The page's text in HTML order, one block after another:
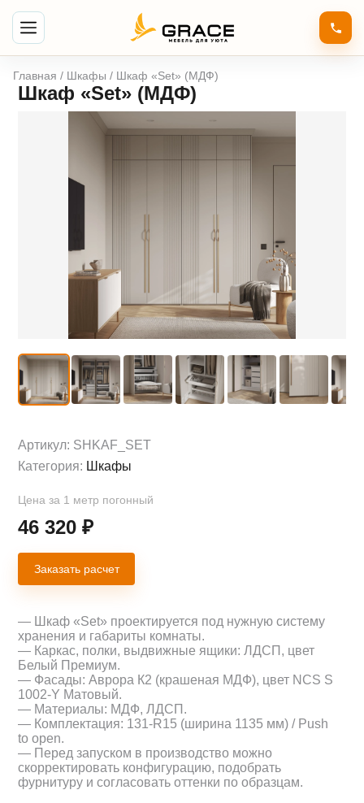
Главная / Шкафы / Шкаф «Set» (МДФ)
Шкаф «Set» (МДФ)
Артикул: SHKAF_SET
Категория: Шкафы
Цена за 1 метр погонный
46 320₽
Заказать расчет
— Шкаф «Set» проектируется под нужную систему
хранения и габариты комнаты.
— Каркас, полки, выдвижные ящики: ЛДСП, цвет
Белый Премиум.
— Фасады: Аврора К2 (крашеная МДФ), цвет NCS S
1002-Y Матовый.
— Материалы: МДФ, ЛДСП.
— Комплектация: 131-R15 (ширина 1135 мм) / Push
to open.
— Перед запуском в производство можно
скорректировать конфигурацию, подобрать
фурнитуру и согласовать оттенки по образцам.